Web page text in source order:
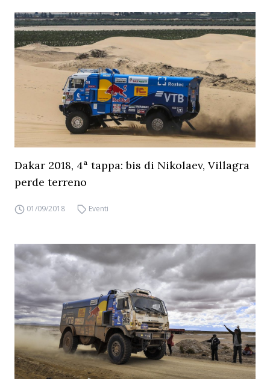
Dakar 2018, 4ª tappa: bis di Nikolaev, Villagra
perde terreno
01/09/2018 Eventi